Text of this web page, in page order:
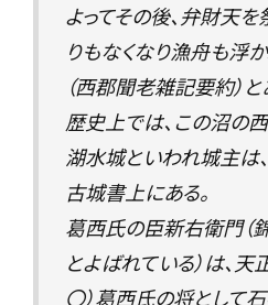
よってその後、弁財天
りもなくなり漁舟も浮か
（西郡聞老雑記要約）と
歴史上では、この沼の
湖水城といわれ城主は
古城書上にある。
葛西氏の臣新右衛門（
とよばれている）は、
〇）葛西氏の将として